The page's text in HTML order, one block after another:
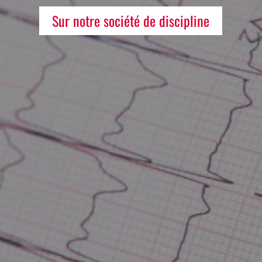
Sur notre société de discipline